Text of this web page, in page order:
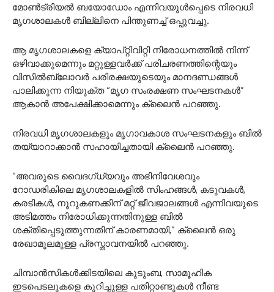
മോൺട്രിയൽ ബയോഡോം എന്നിവയുൾപ്പെടെ നിരവധി
മൃഗശാലകൾ ബില്ലിനെ പിന്തുണച്ച് ഒപ്പുവച്ചു.
ആ മൃഗശാലകളെ ക്യാപ്‌റ്റിവിറ്റി നിരോധനത്തിൽ നിന്ന്
ഒഴിവാക്കുമെന്നും മറ്റുള്ളവർക്ക് പരിചരണത്തിന്റെയും
വിസിൽബ്ലോവർ പരിരക്ഷയുടെയും മാനദണ്ഡങ്ങൾ
പാലിക്കുന്ന നിയുക്ത “മൃഗ സംരക്ഷണ സംഘടനകൾ”
ആകാൻ അപേക്ഷിക്കാമെന്നും ക്ലൈൻ പറഞ്ഞു.
നിരവധി മൃഗശാലകളും മൃഗാവകാശ സംഘടനകളും ബിൽ
തയ്യാറാക്കാൻ സഹായിച്ചതായി ക്ലൈൻ പറഞ്ഞു.
“അവരുടെ വൈദഗ്ധ്യവും അഭിനിവേശവും
റോഡരികിലെ മൃഗശാലകളിൽ സിംഹങ്ങൾ, കടുവകൾ,
കരടികൾ, നൂറുകണക്കിന് മറ്റ് ജീവജാലങ്ങൾ എന്നിവയുടെ
അടിമത്തം നിരോധിക്കുന്നതിനുള്ള ബിൽ
ശക്തിപ്പെടുത്തുന്നതിന് കാരണമായി,” ക്ലൈൻ ഒരു
രേഖാമൂലമുള്ള പ്രസ്താവനയിൽ പറഞ്ഞു.
ചിമ്പാൻസികൾക്കിടയിലെ കുടുംബ, സാമൂഹിക
ഇടപെടലുകളെ കുറിച്ചുള്ള പതിറ്റാണ്ടുകൾ നീണ്ട